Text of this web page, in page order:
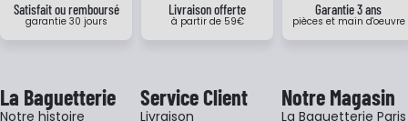
Satisfait ou remboursé
garantie 30 jours
Livraison offerte
à partir de 59€
Garantie 3 ans
pièces et main d'oeuvre
La Baguetterie
Notre histoire
Service Client
Livraison
Notre Magasin
La Baguetterie Paris